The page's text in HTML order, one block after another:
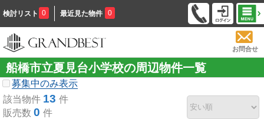
検討リスト 0 最近見た物件 0
お問合せ
船橋市立夏見台小学校の周辺物件一覧
募集中のみ表示
該当物件 13 件
販売数 0 件